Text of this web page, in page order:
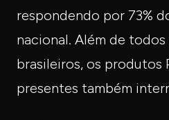
respondendo por 73%
nacional. Além de
brasileiros, os produtos
presentes também